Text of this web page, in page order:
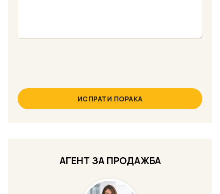
ИСПРАТИ ПОРАКА
АГЕНТ ЗА ПРОДАЖБА